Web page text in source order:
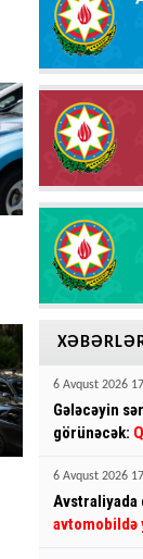
6 Avqust 2026
Gələcəyin
görünəcək:
6 Avqust 2026
Avstraliyada
avtomobildə